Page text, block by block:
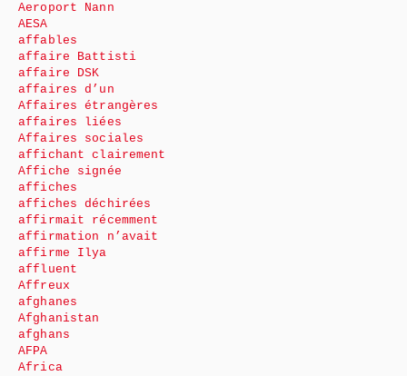
Aeroport Nann
AESA
affables
affaire Battisti
affaire DSK
affaires d’un
Affaires étrangères
affaires liées
Affaires sociales
affichant clairement
Affiche signée
affiches
affiches déchirées
affirmait récemment
affirmation n’avait
affirme Ilya
affluent
Affreux
afghanes
Afghanistan
afghans
AFPA
Africa